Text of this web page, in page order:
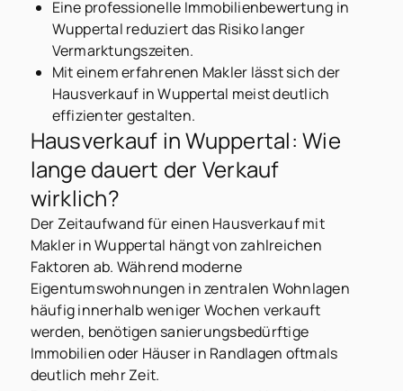
Eine professionelle Immobilienbewertung in
Wuppertal reduziert das Risiko langer
Vermarktungszeiten.
Mit einem erfahrenen Makler lässt sich der
Hausverkauf in Wuppertal meist deutlich
effizienter gestalten.
Hausverkauf in Wuppertal: Wie
lange dauert der Verkauf
wirklich?
Der Zeitaufwand für einen Hausverkauf mit
Makler in Wuppertal hängt von zahlreichen
Faktoren ab. Während moderne
Eigentumswohnungen in zentralen Wohnlagen
häufig innerhalb weniger Wochen verkauft
werden, benötigen sanierungsbedürftige
Immobilien oder Häuser in Randlagen oftmals
deutlich mehr Zeit.